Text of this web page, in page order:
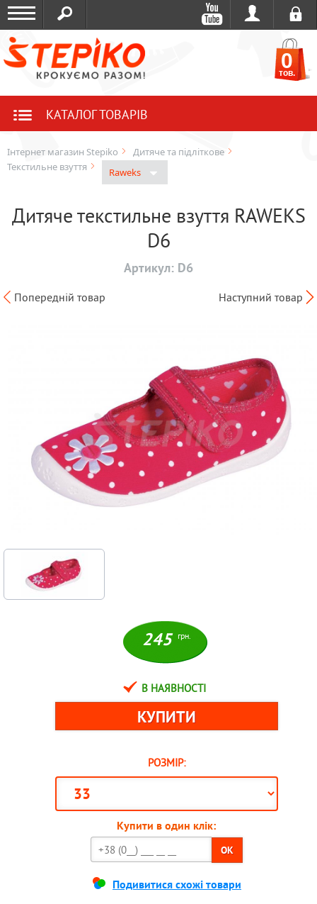
0
тов.
КАТАЛОГ ТОВАРІВ
Інтернет магазин Stepiko
Дитяче та підліткове
Текстильне взуття
Raweks
Дитяче текстильне взуття RAWEKS
D6
Артикул: D6
Попередній товар Наступний товар
245 грн.
В НАЯВНОСТІ
РОЗМІР:
Купити в один клік:
OK
Подивитися схожі товари